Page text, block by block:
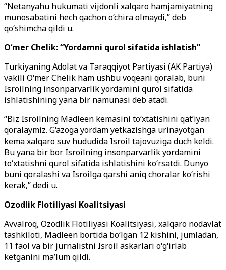
“Netanyahu hukumati vijdonli xalqaro hamjamiyatning
munosabatini hech qachon o‘chira olmaydi,” deb
qo‘shimcha qildi u.
O‘mer Chelik: “Yordamni qurol sifatida ishlatish”
Turkiyaning Adolat va Taraqqiyot Partiyasi (AK Partiya)
vakili O‘mer Chelik ham ushbu voqeani qoralab, buni
Isroilning insonparvarlik yordamini qurol sifatida
ishlatishining yana bir namunasi deb atadi.
“Biz Isroilning Madleen kemasini to‘xtatishini qat’iyan
qoralaymiz. G‘azoga yordam yetkazishga urinayotgan
kema xalqaro suv hududida Isroil tajovuziga duch keldi.
Bu yana bir bor Isroilning insonparvarlik yordamini
to‘xtatishni qurol sifatida ishlatishini ko‘rsatdi. Dunyo
buni qoralashi va Isroilga qarshi aniq choralar ko‘rishi
kerak,” dedi u.
Ozodlik Flotiliyasi Koalitsiyasi
Avvalroq, Ozodlik Flotiliyasi Koalitsiyasi, xalqaro nodavlat
tashkiloti, Madleen bortida bo‘lgan 12 kishini, jumladan,
11 faol va bir jurnalistni Isroil askarlari o‘g‘irlab
ketganini ma’lum qildi.